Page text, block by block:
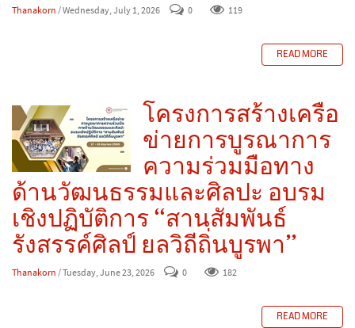
Thanakorn / Wednesday, July 1, 2026 0 119
READ MORE
โครงการสร้างเครือ
ข่ายการบูรณาการ
ความร่วมมือทาง
ด้านวัฒนธรรมและศิลปะ อบรม
เชิงปฏิบัติการ “สานสัมพันธ์
รังสรรค์ศิลป์ ยลวิถีถิ่นบูรพา”
Thanakorn / Tuesday, June 23, 2026 0 182
READ MORE